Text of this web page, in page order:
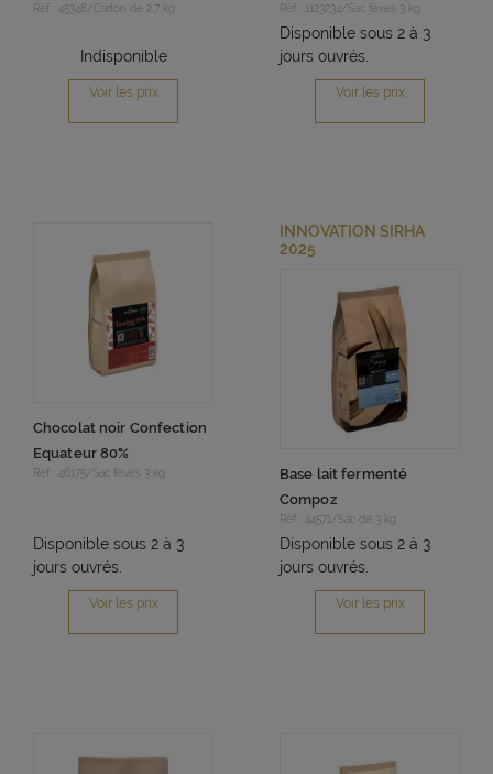
Réf : 45348/Carton de 2,7 kg
Indisponible
Voir les prix
Réf : 1123234/Sac fèves 3 kg
Disponible sous 2 à 3
jours ouvrés.
Voir les prix
Chocolat noir Confection
Equateur 80%
Réf : 46175/Sac fèves 3 kg
Disponible sous 2 à 3
jours ouvrés.
Voir les prix
INNOVATION SIRHA
2025
Base lait fermenté
Compoz
Réf : 44571/Sac de 3 kg
Disponible sous 2 à 3
jours ouvrés.
Voir les prix